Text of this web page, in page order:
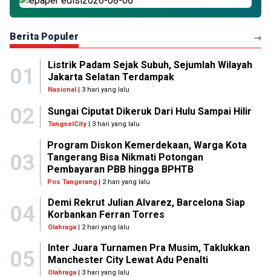
Berita Populer
01
Listrik Padam Sejak Subuh, Sejumlah Wilayah
Jakarta Selatan Terdampak
Nasional| 3 hari yang lalu
02 Sungai Ciputat Dikeruk Dari Hulu Sampai Hilir
TangselCity | 3 hari yang lalu
03
Program Diskon Kemerdekaan, Warga Kota
Tangerang Bisa Nikmati Potongan
Pembayaran PBB hingga BPHTB
Pos Tangerang | 2 hari yang lalu
04
Demi Rekrut Julian Alvarez, Barcelona Siap
Korbankan Ferran Torres
Olahraga| 2 hari yang lalu
05
Inter Juara Turnamen Pra Musim, Taklukkan
Manchester City Lewat Adu Penalti
Olahraga| 3 hari yang lalu